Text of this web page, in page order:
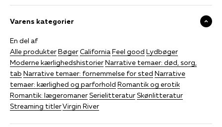
Varens kategorier
En del af
Alle produkterBøgerCaliforniaFeel good Lydbøger
Moderne kærlighedshistorierNarrative temaer: død, sorg,
tab Narrative temaer: fornemmelse for sted Narrative
temaer: kærlighed og parforhold Romantik og erotik
Romantik: lægeromanerSerielitteraturSkønlitteratur
Streaming titlerVirgin River